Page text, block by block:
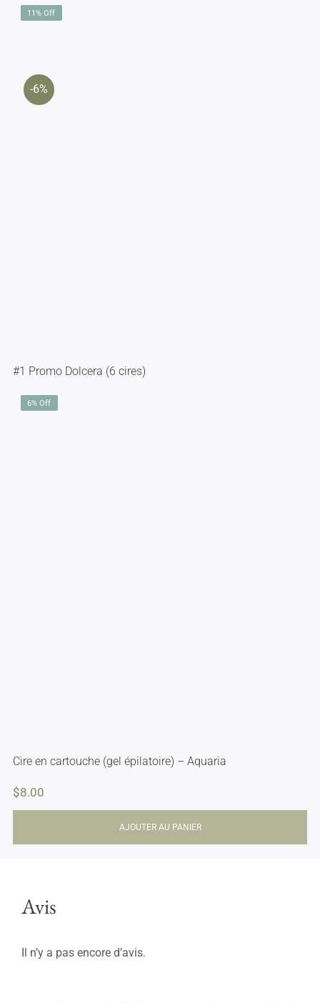
11% Off
-6%
#1 Promo Dolcera (6 cires)
6% Off
Cire en cartouche (gel épilatoire) – Aquaria
$8.00
AJOUTER AU PANIER
Avis
Il n’y a pas encore d’avis.